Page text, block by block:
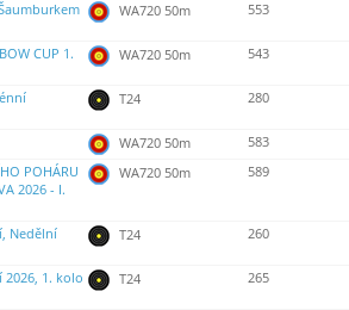
WA720 50m 553
CUP 1.
WA720 50m 543
T24 280
WA720 50m
583
POHÁRU
2026 - I.
WA720 50m 589
Nedělní
T24 260
1. kolo
T24 265